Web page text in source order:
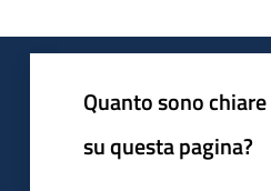
Quanto sono
su questa pagina?